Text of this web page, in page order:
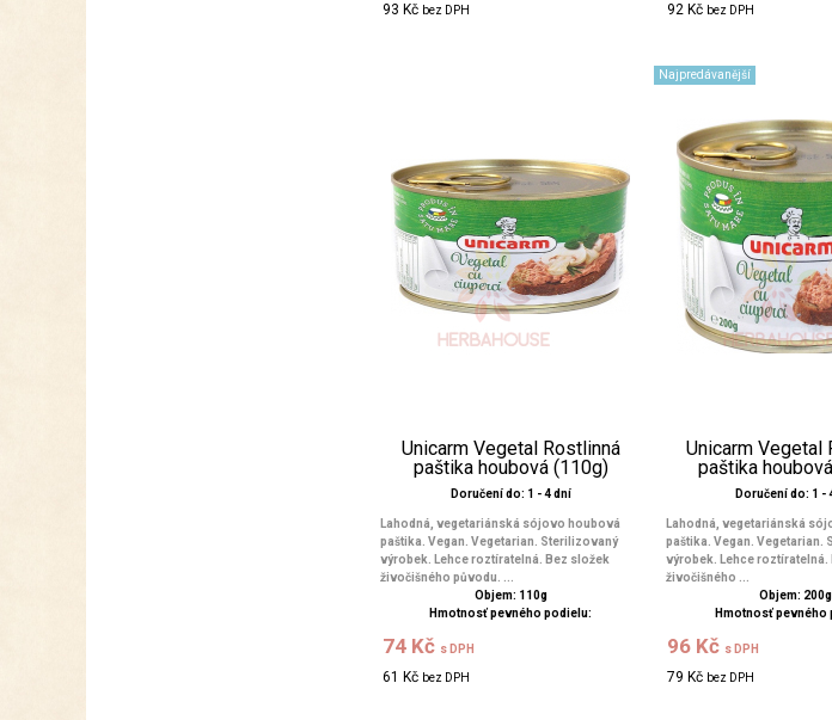
93 Kč bez DPH 92 Kč bez DPH
Unicarm Vegetal Rostlinná
paštika houbová (110g)
Doručení do: 1 - 4 dní
Lahodná, vegetariánská sójovo houbová
paštika. Vegan. Vegetarian. Sterilizovaný
výrobek. Lehce roztíratelná. Bez složek
živočišného původu. ...
Objem: 110g
Hmotnosť pevného podielu:
74 Kč s DPH
61 Kč bez DPH
Najpredávanější
Unicarm Vegetal
paštika
Doručení do: 1 -
Lahodná, vegetariánská
paštika. Vegan. Vegetarian.
výrobek. Lehce roztíratelná.
živočišného ...
Objem: 200g
Hmotnosť pevného
96 Kč s DPH
79 Kč bez DPH